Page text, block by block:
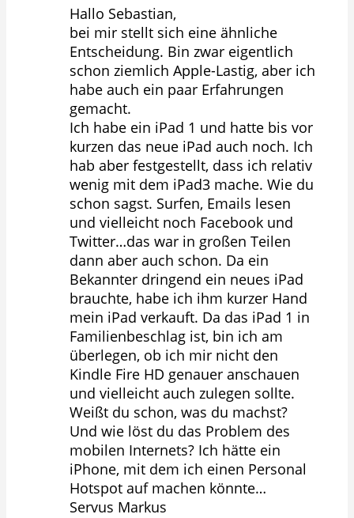
Hallo Sebastian,
bei mir stellt sich eine ähnliche
Entscheidung. Bin zwar eigentlich
schon ziemlich Apple-Lastig, aber ich
habe auch ein paar Erfahrungen
gemacht.
Ich habe ein iPad 1 und hatte bis vor
kurzen das neue iPad auch noch. Ich
hab aber festgestellt, dass ich relativ
wenig mit dem iPad3 mache. Wie du
schon sagst. Surfen, Emails lesen
und vielleicht noch Facebook und
Twitter…das war in großen Teilen
dann aber auch schon. Da ein
Bekannter dringend ein neues iPad
brauchte, habe ich ihm kurzer Hand
mein iPad verkauft. Da das iPad 1 in
Familienbeschlag ist, bin ich am
überlegen, ob ich mir nicht den
Kindle Fire HD genauer anschauen
und vielleicht auch zulegen sollte.
Weißt du schon, was du machst?
Und wie löst du das Problem des
mobilen Internets? Ich hätte ein
iPhone, mit dem ich einen Personal
Hotspot auf machen könnte…
Servus Markus